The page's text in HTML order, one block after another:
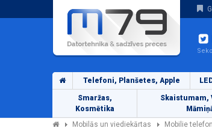
Telefoni, Planšetes, Apple
Smaržas,
Kosmētika
Skaistumam,
Mobilās un viediekārtas
Mobilie